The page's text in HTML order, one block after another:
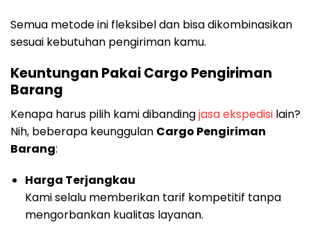
Semua metode ini fleksibel dan bisa dikombinasikan
sesuai kebutuhan pengiriman kamu.
Keuntungan Pakai Cargo Pengiriman
Barang
Kenapa harus pilih kami dibandingjasa ekspedisi lain?
Nih, beberapa keunggulan Cargo Pengiriman
Barang:
Harga Terjangkau
Kami selalu memberikan tarif kompetitif tanpa
mengorbankan kualitas layanan.